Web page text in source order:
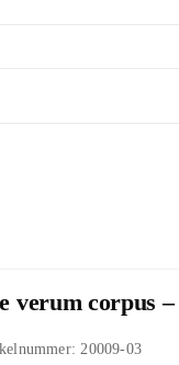
verum corpus
20009-03